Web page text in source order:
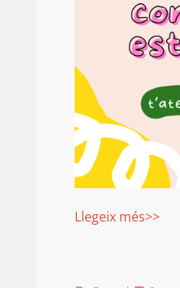
Llegeix més>>